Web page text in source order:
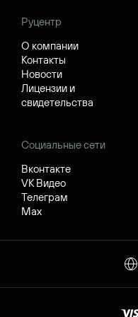
Руцентр
О компании
Контакты
Новости
Лицензии и
свидетельства
Социальные сети
Вконтакте
VK Видео
Телеграм
Max